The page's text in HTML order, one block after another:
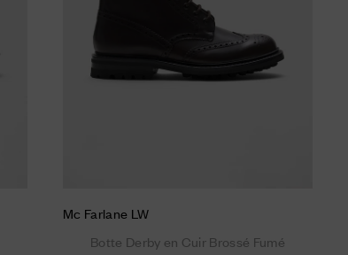
Mc Farlane LW
Botte Derby en Cuir Brossé Fumé